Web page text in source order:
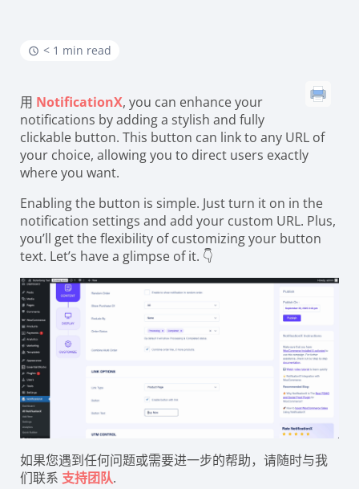
< 1 min read
用 NotificationX, you can enhance your
notifications by adding a stylish and fully
clickable button. This button can link to any URL of
your choice, allowing you to direct users exactly
where you want.
Enabling the button is simple. Just turn it on in the
notification settings and add your custom URL. Plus,
you’ll get the flexibility of customizing your button
text. Let’s have a glimpse of it. 👇
如果您遇到任何问题或需要进一步的帮助，请随时与我
们联系 支持团队.